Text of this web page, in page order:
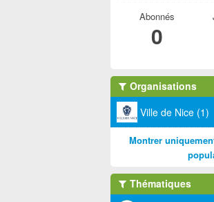
Abonnés
0
Organisations
Ville de Nice (1)
Montrer
Thématiques